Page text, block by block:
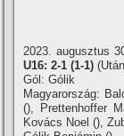
2023. augusztus
U16: 2-1 (1-1)
Gól: Gólik
Magyarország:
(), Prettenhoffer
Kovács Noel (),